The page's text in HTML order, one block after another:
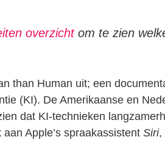
overzichtom te zien
than Human uit; een
(KI). De Amerikaanse en
dat KI-technieken
Apple’s spraakassistent Siri,